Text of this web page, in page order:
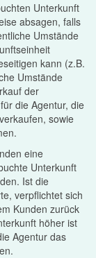
Unterkunft
absagen, falls
Umstände
kann (z.B.
Umstände
der
die Agentur, die
sowie
eine
Unterkunft
Ist die
verpflichtet sich
Kunden zurück
höher ist
Agentur das